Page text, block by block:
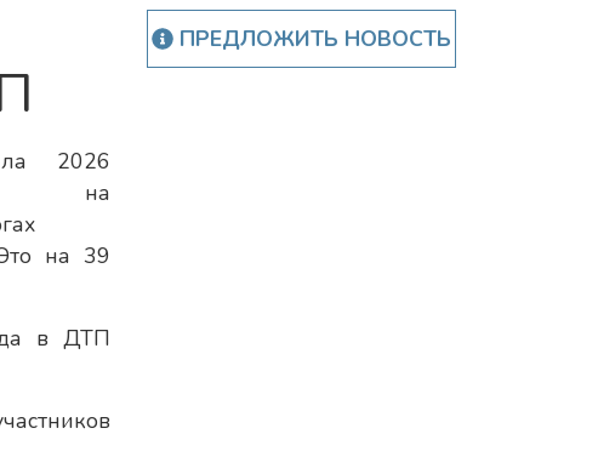
2026
на
на 39
в ДТП
ПРЕДЛОЖИТЬ НОВОСТЬ